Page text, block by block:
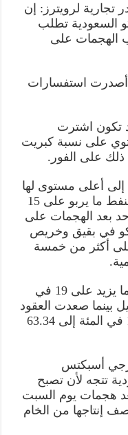
تجارية لرويترز: إن
السعودية تطلب
الهجمات على
أصدرت استفسارات
تكون اشترت
على نسبة كبريت
على الفور.
إلى أعلى مستوى لها
منذ 28 عاما، حيث قفزت أسعار النفط ما يربو على 15
بعد الهجمات على
في بقيق وخريص
أكثر من خمسة
وقفزت العقود الآجلة لخام برنت ما يزيد على 19 في
دولار للبرميل بينما صعدت العقود
الآجلة للخام الأمريكي أكثر من 15 في المئة إلى 63.34
أسبكتس
تتجه لأن تصبح
هجمات يوم السبت
إنتاجها من الخام